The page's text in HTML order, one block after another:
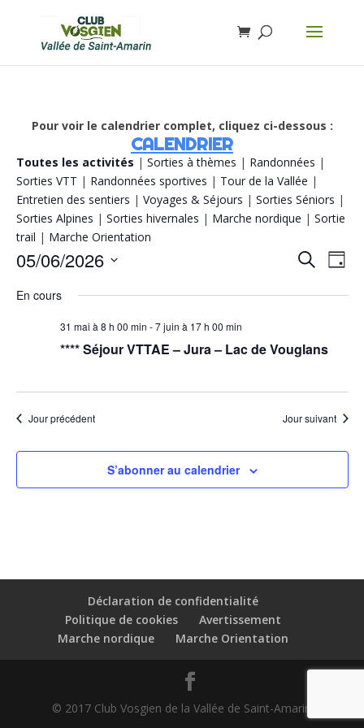
Pour voir le calendrier complet, cliquez ci-dessous :
CALENDRIER
Toutes les activités | Sorties à thèmes | Randonnées |
Sorties VTT | Randonnées sportives | Tour de la Vallée |
Entretien des sentiers | Voyages & Séjours | Sorties Séniors |
Sorties Alpines | Sorties hivernales | Marche nordique | Sortie
trail | Marche Orientation
et
de
Recherche
de
Jour
05/06/2026
une
En cours
31 mai à 8 h 00 min -7 juin à 17 h 00 min
**** Séjour VTTAE – Jura – Lac de Vouglans
Jour précédent Jour suivant
S’abonner au calendrier
Déclaration de confidentialité
Politique de cookies
Avertissement
Marche nordique
Marche Orientation
© 2017 Club Vosgien de la Vallée de Saint-Amarin